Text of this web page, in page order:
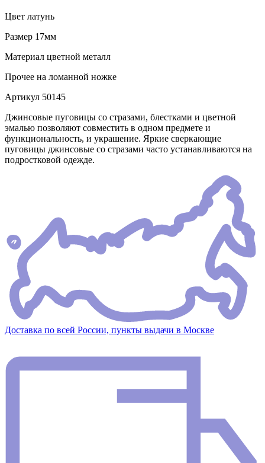
Цвет латунь
Размер 17мм
Материал цветной металл
Прочее на ломанной ножке
Артикул 50145
Джинсовые пуговицы со стразами, блестками и цветной
эмалью позволяют совместить в одном предмете и
функциональность, и украшение. Яркие сверкающие
пуговицы джинсовые со стразами часто устанавливаются на
подростковой одежде.
Доставка по всей России, пункты выдачи в Москве